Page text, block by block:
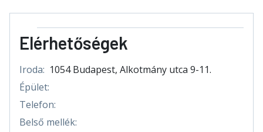
Elérhetőségek
Iroda: 1054 Budapest, Alkotmány utca 9-11.
Épület:
Telefon:
Belső mellék: